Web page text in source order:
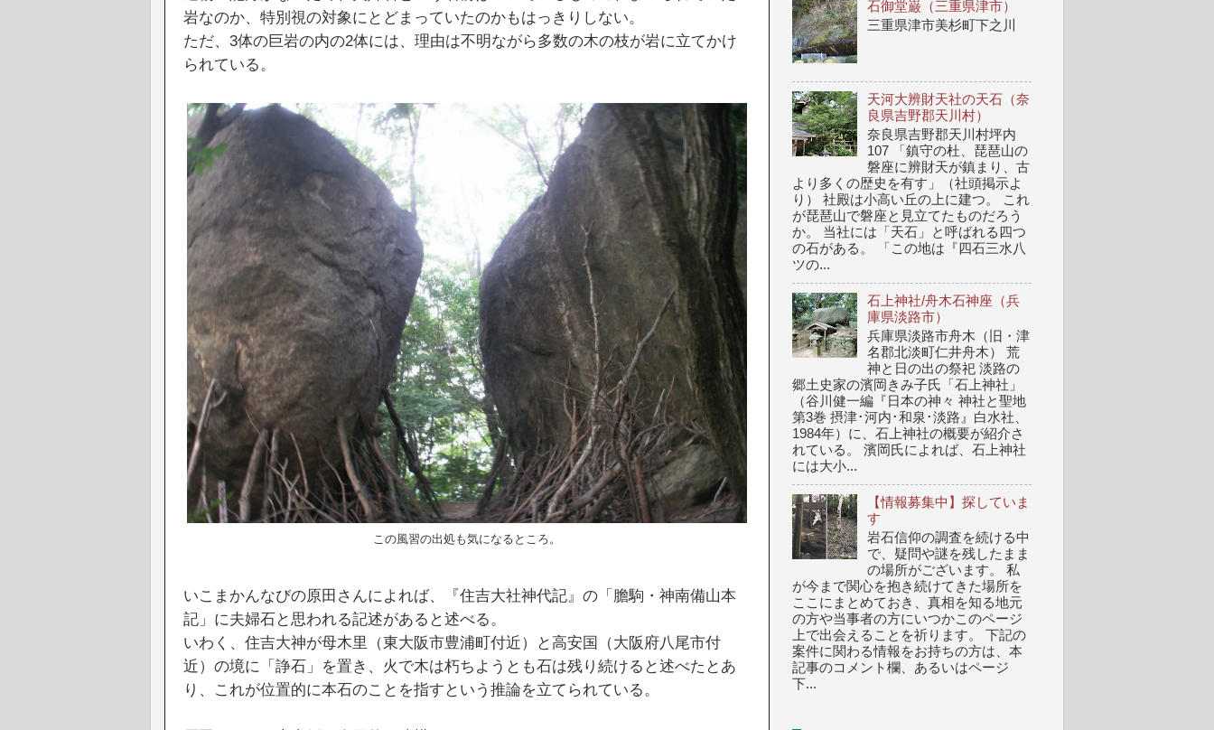
岩なのか、特別視の対象にとどまっていたのかもはっきりしない。
ただ、3体の巨岩の内の2体には、理由は不明ながら多数の木の枝が岩に立てかけ
られている。
この風習の出処も気になるところ。
いこまかんなびの原田さんによれば、『住吉大社神代記』の「膽駒・神南備山本
記」に夫婦石と思われる記述があると述べる。
いわく、住吉大神が母木里（東大阪市豊浦町付近）と高安国（大阪府八尾市付
近）の境に「諍石」を置き、火で木は朽ちようとも石は残り続けると述べたとあ
り、これが位置的に本石のことを指すという推論を立てられている。
石御堂巌（三重県津市）
三重県津市美杉町下之川
天河大辨財天社の天石（奈
良県吉野郡天川村）
奈良県吉野郡天川村坪内
107 「鎮守の杜、琵琶山の
磐座に辨財天が鎮まり、古
より多くの歴史を有す」（社頭掲示よ
り） 社殿は小高い丘の上に建つ。 これ
が琵琶山で磐座と見立てたものだろう
か。 当社には「天石」と呼ばれる四つ
の石がある。 「この地は『四石三水八
ツの...
石上神社/舟木石神座（兵
庫県淡路市）
兵庫県淡路市舟木（旧・津
名郡北淡町仁井舟木） 荒
神と日の出の祭祀 淡路の
郷土史家の濱岡きみ子氏「石上神社」
（谷川健一編『日本の神々 神社と聖地
第3巻 摂津･河内･和泉･淡路』白水社、
1984年）に、石上神社の概要が紹介さ
れている。 濱岡氏によれば、石上神社
には大小...
【情報募集中】探していま
す
岩石信仰の調査を続ける中
で、疑問や謎を残したまま
の場所がございます。 私
が今まで関心を抱き続けてきた場所を
ここにまとめておき、真相を知る地元
の方や当事者の方にいつかこのページ
上で出会えることを祈ります。 下記の
案件に関わる情報をお持ちの方は、本
記事のコメント欄、あるいはページ
下...